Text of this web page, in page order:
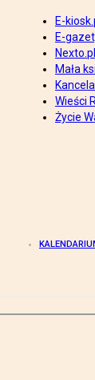
E-
E-
Nexto.pl
Mała
Wieści
Życie